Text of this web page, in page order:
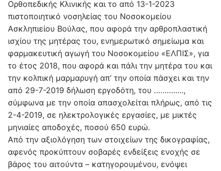
Ορθοπεδικής Κλινικής και το από 13-1-2023
πιστοποιητικό νοσηλείας του Νοσοκομείου
Ασκληπιείου Βούλας, που αφορά την αρθροπλαστική
ισχίου της μητέρας του, ενημερωτικό σημείωμα και
φαρμακευτική αγωγή του Νοσοκομείου «ΕΛΠΙΣ», για
το έτος 2018, που αφορά και πάλι την μητέρα του και
την κολπική μαρμαρυγή απ’ την οποία πάσχει και την
από 29-7-2019 δήλωση εργοδότη, του …………..,
σύμφωνα με την οποία απασχολείται πλήρως, από τις
2-4-2019, σε ηλεκτρολογικές εργασίες, με μικτές
μηνιαίες αποδοχές, ποσού 650 ευρώ.
Από την αξιολόγηση των στοιχείων της δικογραφίας,
αφενός προκύπτουν σοβαρές ενδείξεις ενοχής σε
βάρος του αιτούντα – κατηγορουμένου, ενόψει